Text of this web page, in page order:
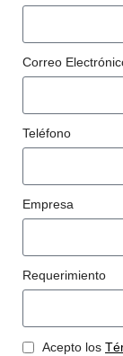
Correo
Teléfono
Empresa
Requerimiento
Acepto los